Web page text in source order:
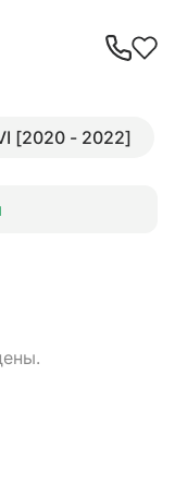
[2020 - 2022]